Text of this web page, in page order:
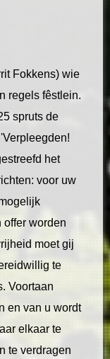
Fokkens) wie
regels fêstlein.
spruts de
het
voor uw
offer worden
moet gij
te
Voortaan
en van u wordt
elkaar te
te verdragen